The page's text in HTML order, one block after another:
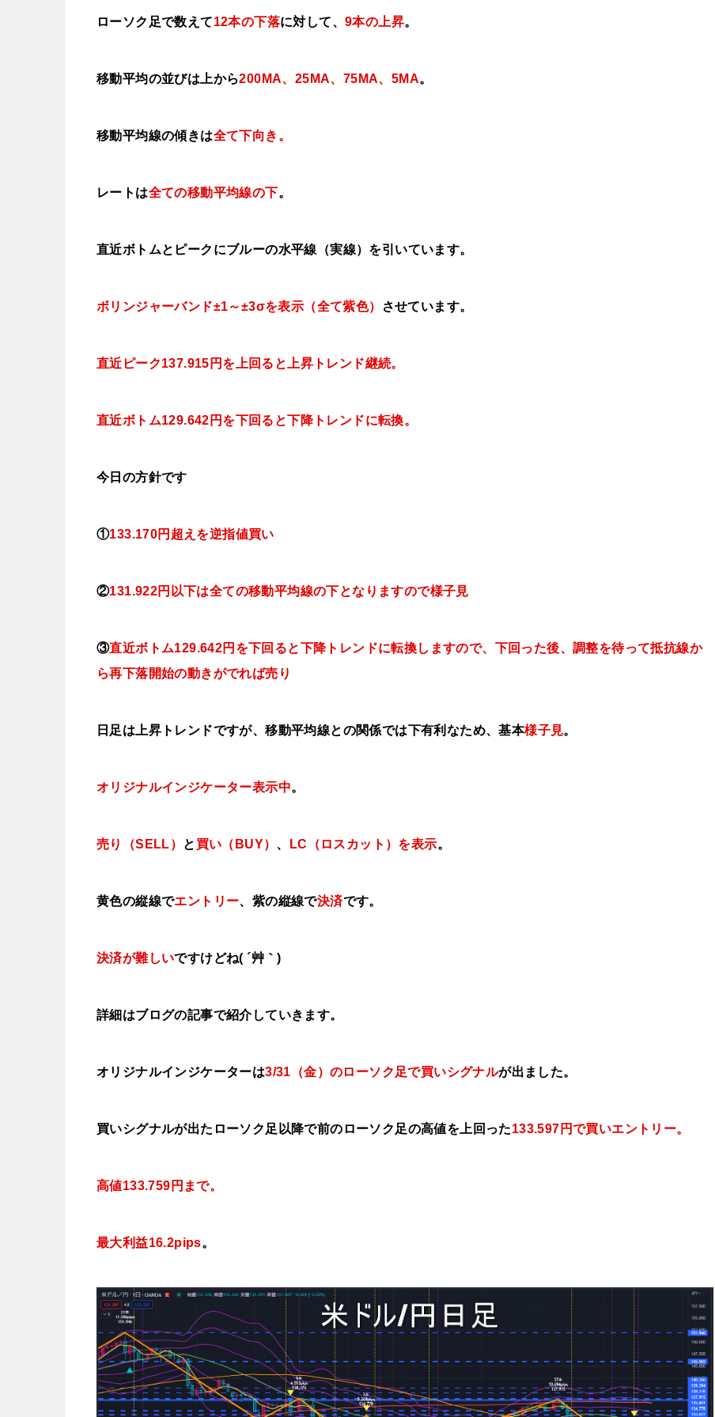
ローソク足で数えて12本の下落に対して、9本の上昇。
移動平均の並びは上から200MA、25MA、75MA、5MA。
移動平均線の傾きは全て下向き 。
レートは全ての移動平均線の下。
直近ボトムとピークにブルーの水平線（実線）を引いています。
ボリンジャーバンド±1～±3σを表示（全て紫色） させています。
直近ピーク137.915円を上回ると上昇トレンド継続。
直近ボトム129.642円を下回ると下降トレンドに転換。
今日 の方針です
①133.170円超えを逆指値買い
②131.922円以下は全ての移動平均線の下となりますので様子見
③直近ボトム129.642円を下回ると下降トレンドに転換しますので、下回った後、調整を待って抵抗線か
ら再下落開始の動きがでれば売り
日足は上昇トレンドですが、移動平均線との関係では下有利なため、基本様子見。
オリジナルインジケーター表示中。
売り（SELL） と 買い（BUY） 、 LC（ロスカット）を表示。
黄色の縦線でエントリー、紫の縦線で決済です。
決済が難しいですけどね( ´艸｀)
詳細はブログの記事で紹介していきます。
オリジナルインジケーターは3/31（金）のローソク足で買いシグナルが出ました。
買いシグナルが出たローソク足以降で前のローソク足の高値を上 回った133.597円で買いエントリー。
高値133.759円まで。
最大利益16.2pips。